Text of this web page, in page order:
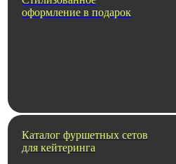
оформление в подарок
Каталог фуршетных сетов
для кейтеринга